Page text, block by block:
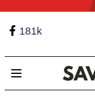
181k
Open main menu